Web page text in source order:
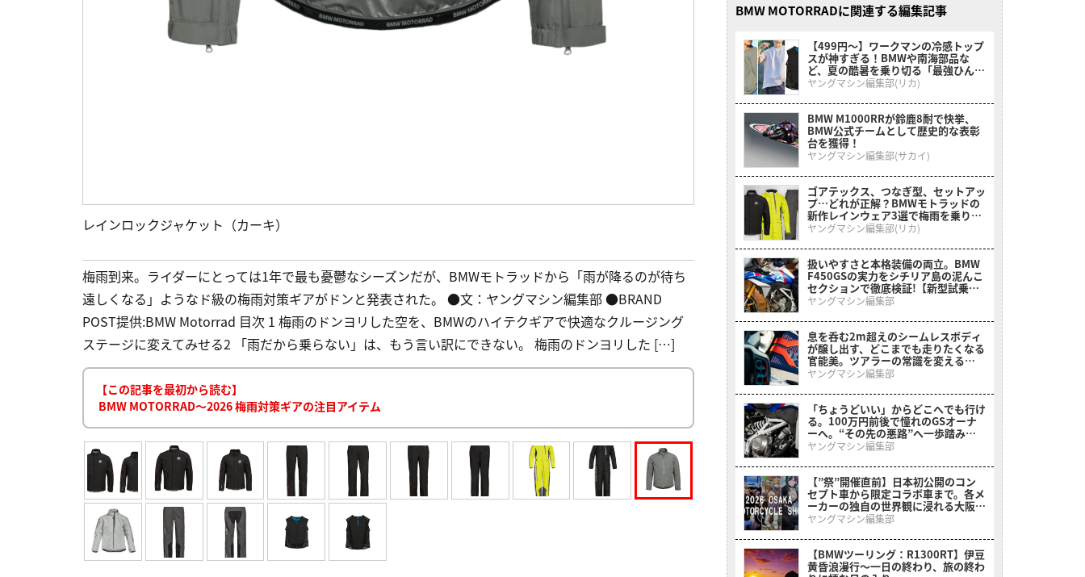
レインロックジャケット（カーキ）
梅雨到来。ライダーにとっては1年で最も憂鬱なシーズンだが、BMWモトラッドから「雨が降るのが待ち
遠しくなる」ようなド級の梅雨対策ギアがドンと発表された。 ●文：ヤングマシン編集部 ●BRAND
POST提供:BMW Motorrad 目次 1 梅雨のドンヨリした空を、BMWのハイテクギアで快適なクルージング
ステージに変えてみせる2 「雨だから乗らない」は、もう言い訳にできない。 梅雨のドンヨリした […]
【この記事を最初から読む】
BMW MOTORRAD〜2026 梅雨対策ギアの注目アイテム
BMW MOTORRADに関連する編集記事
【499円〜】ワークマンの冷感トップ
スが神すぎる！BMWや南海部品な
ど、夏の酷暑を乗り切る「最強ひんや
りインナー」特集
ヤングマシン編集部(リカ)
BMW M1000RRが鈴鹿8耐で快挙、
BMW公式チームとして歴史的な表彰
台を獲得！
ヤングマシン編集部(サカイ)
ゴアテックス、つなぎ型、セットアッ
プ…どれが正解？BMWモトラッドの
新作レインウェア3選で梅雨を乗り切
る
ヤングマシン編集部(リカ)
扱いやすさと本格装備の両立。BMW
F450GSの実力をシチリア島の泥んこ
セクションで徹底検証!【新型試乗イ
ンプレ】
ヤングマシン編集部
息を呑む2m超えのシームレスボディ
が醸し出す、どこまでも走りたくなる
官能美。ツアラーの常識を変える
BMWの直6コンセプト「Vision
ヤングマシン編集部
「ちょうどいい」からどこへでも行け
る。100万円前後で憧れのGSオーナ
ーへ。“その先の悪路”へ一歩踏み出
させてくれるミドルアドベンチャーが
ヤングマシン編集部
【”祭”開催直前】日本初公開のコン
セプト車から限定コラボ車まで。各メ
ーカーの独自の世界観に浸れる大阪モ
ーターサイクルショーまとめ
ヤングマシン編集部
【BMWツーリング：R1300RT】伊豆
黄昏浪漫行〜一日の終わり、旅の終わ